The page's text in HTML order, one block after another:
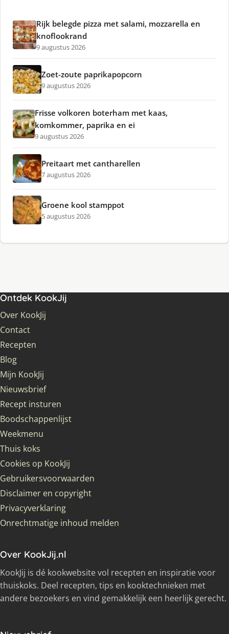
Rijk belegde pizza met salami, mozzarella en
knoflookrand
9 augustus 2026
Zoet-zoute paprikapopcorn
9 augustus 2026
Frisse volkoren boterham met kaas,
komkommer, paprika en ei
9 augustus 2026
Preitaart met cantharellen
7 augustus 2026
Groene kool stamppot
5 augustus 2026
Ontdek KookJij
Over KookJij
Contact
Recepten
Blog
Mijn KookJij
Nieuwsbrief
Recept insturen
Boodschappenlijst
Weekmenu
Thuis koks
Cookies op KookJij
Gebruikersvoorwaarden
Disclaimer en copyright
Privacyverklaring
Onrechtmatige inhoud melden
Over KookJij.nl
KookJij is dé kookwebsite vol recepten en inspiratie voor
thuiskoks. Deel recepten, tips en kooktechnieken met
andere bezoekers en vind gemakkelijk een heerlijk gerecht.